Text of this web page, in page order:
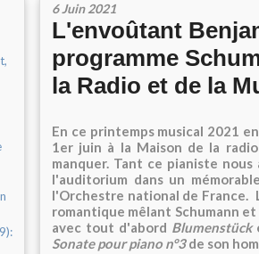
6 Juin 2021
L'envoûtant
programme
la Radio et de la
En ce printemps musical 2021
1er juin à la Maison de la
manquer. Tant ce pianiste
l'auditorium dans un mémorable
l'Orchestre national de France.
romantique mêlant Schumann
avec tout d'abord Blumenstück
Sonate pour piano n°3de son